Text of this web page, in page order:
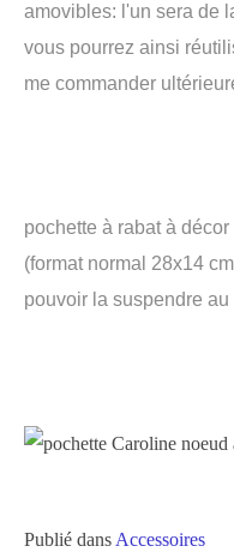
amovibles: l'un sera de
vous pourrez ainsi
me commander
pochette à rabat à
(format normal 28x14
pouvoir la suspendre au
Publié dans Accessoires